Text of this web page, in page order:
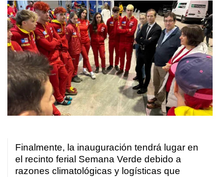
Finalmente, la inauguración tendrá lugar en
el recinto ferial Semana Verde debido a
razones climatológicas y logísticas que